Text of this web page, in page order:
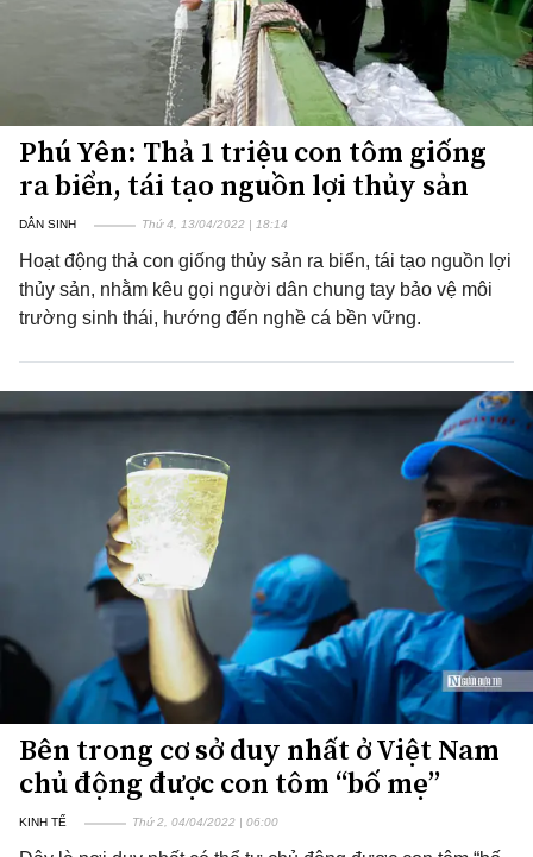
Phú Yên: Thả 1 triệu con tôm giống
ra biển, tái tạo nguồn lợi thủy sản
DÂN SINH Thứ 4, 13/04/2022 | 18:14
Hoạt động thả con giống thủy sản ra biển, tái tạo nguồn lợi
thủy sản, nhằm kêu gọi người dân chung tay bảo vệ môi
trường sinh thái, hướng đến nghề cá bền vững.
Bên trong cơ sở duy nhất ở Việt Nam
chủ động được con tôm “bố mẹ”
KINH TẾ Thứ 2, 04/04/2022 | 06:00